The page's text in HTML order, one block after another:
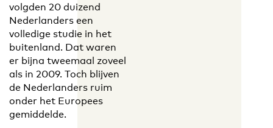
volgden 20 duizend
Nederlanders een
volledige studie in het
buitenland. Dat waren
er bijna tweemaal zoveel
als in 2009. Toch blijven
de Nederlanders ruim
onder het Europees
gemiddelde.